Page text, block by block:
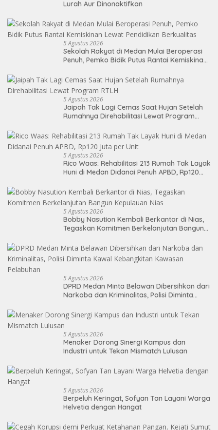
Lurah Aur Dinonaktifkan
5 Agustus 2026
Sekolah Rakyat di Medan Mulai Beroperasi
Penuh, Pemko Bidik Putus Rantai Kemiskinan
5 Agustus 2026
Jaipah Tak Lagi Cemas Saat Hujan Setelah
Rumahnya Direhabilitasi Lewat Program
5 Agustus 2026
Rico Waas: Rehabilitasi 213 Rumah Tak Layak
Huni di Medan Didanai Penuh APBD, Rp120
5 Agustus 2026
Bobby Nasution Kembali Berkantor di Nias,
Tegaskan Komitmen Berkelanjutan Bangun
5 Agustus 2026
DPRD Medan Minta Belawan Dibersihkan dari
Narkoba dan Kriminalitas, Polisi Diminta
5 Agustus 2026
Menaker Dorong Sinergi Kampus dan
Industri untuk Tekan Mismatch Lulusan
5 Agustus 2026
Berpeluh Keringat, Sofyan Tan Layani Warga
Helvetia dengan Hangat